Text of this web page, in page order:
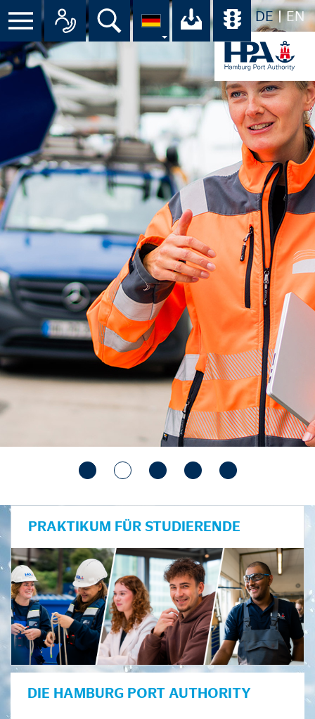
DE EN
Menü Alle Ansprechpartner im
Suche Ihr Download-
PRAKTIKUM FÜR STUDIERENDE
DIE HAMBURG PORT AUTHORITY